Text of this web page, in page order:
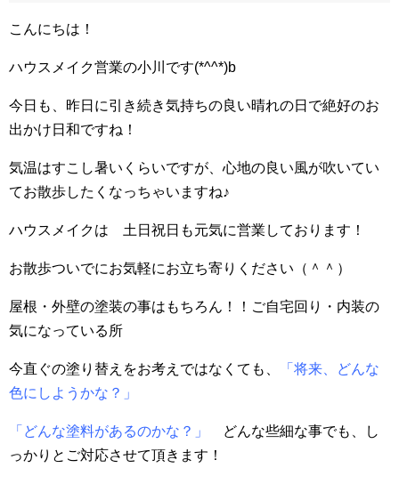
こんにちは！
ハウスメイク営業の小川です(*^^*)b
今日も、昨日に引き続き気持ちの良い晴れの日で絶好のお
出かけ日和ですね！
気温はすこし暑いくらいですが、心地の良い風が吹いてい
てお散歩したくなっちゃいますね♪
ハウスメイクは 土日祝日も元気に営業しております！
お散歩ついでにお気軽にお立ち寄りください（＾＾）
屋根・外壁の塗装の事はもちろん！！ご自宅回り・内装の
気になっている所
今直ぐの塗り替えをお考えではなくても、
「将来、どんな
色にしようかな？」
「どんな塗料があるのかな？」
どんな些細な事でも、し
っかりとご対応させて頂きます！